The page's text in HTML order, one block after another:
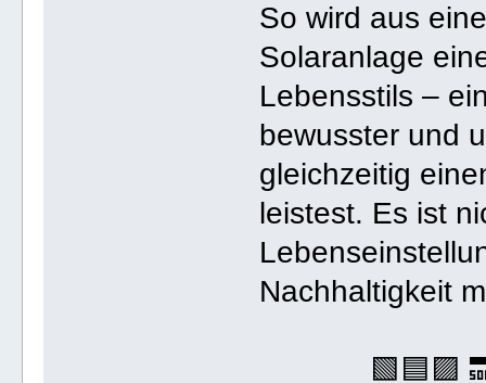
So wird aus
Solaranlage
Lebensstils –
bewusster und
gleichzeitig
leistest. Es ist
Nachhaltigkeit
🟩🟦🟪